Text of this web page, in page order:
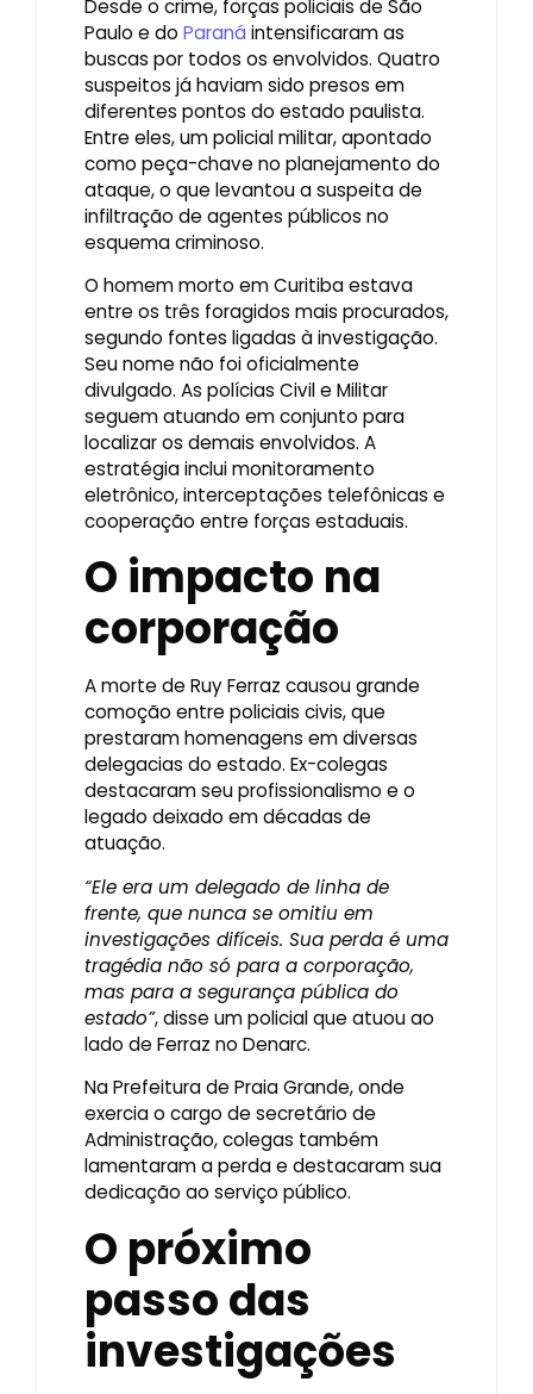
Desde o crime, forças policiais de São
Paulo e do Paraná intensificaram as
buscas por todos os envolvidos. Quatro
suspeitos já haviam sido presos em
diferentes pontos do estado paulista.
Entre eles, um policial militar, apontado
como peça-chave no planejamento do
ataque, o que levantou a suspeita de
infiltração de agentes públicos no
esquema criminoso.
O homem morto em Curitiba estava
entre os três foragidos mais procurados,
segundo fontes ligadas à investigação.
Seu nome não foi oficialmente
divulgado. As polícias Civil e Militar
seguem atuando em conjunto para
localizar os demais envolvidos. A
estratégia inclui monitoramento
eletrônico, interceptações telefônicas e
cooperação entre forças estaduais.
O impacto na
corporação
A morte de Ruy Ferraz causou grande
comoção entre policiais civis, que
prestaram homenagens em diversas
delegacias do estado. Ex-colegas
destacaram seu profissionalismo e o
legado deixado em décadas de
atuação.
“Ele era um delegado de linha de
frente, que nunca se omitiu em
investigações difíceis. Sua perda é uma
tragédia não só para a corporação,
mas para a segurança pública do
estado”, disse um policial que atuou ao
lado de Ferraz no Denarc.
Na Prefeitura de Praia Grande, onde
exercia o cargo de secretário de
Administração, colegas também
lamentaram a perda e destacaram sua
dedicação ao serviço público.
O próximo
passo das
investigações